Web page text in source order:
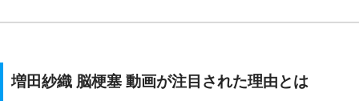
増田紗織 脳梗塞 動画が注目された理由とは